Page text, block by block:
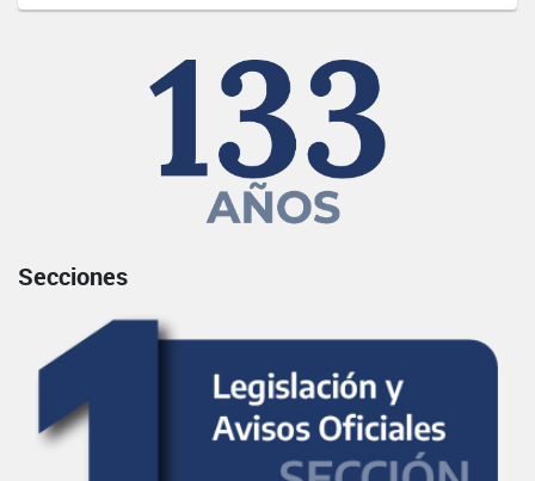
Secciones